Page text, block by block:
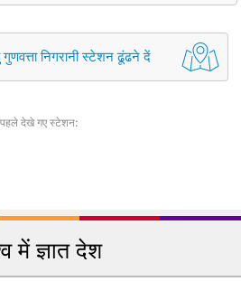
निगरानी स्टेशन ढूंढने दें
पहले देखे गए स्टेशन:
में ज्ञात देश